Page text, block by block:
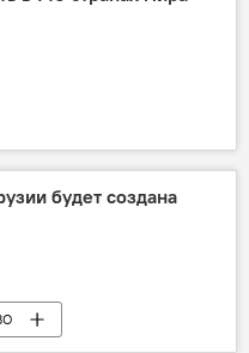
будет создана